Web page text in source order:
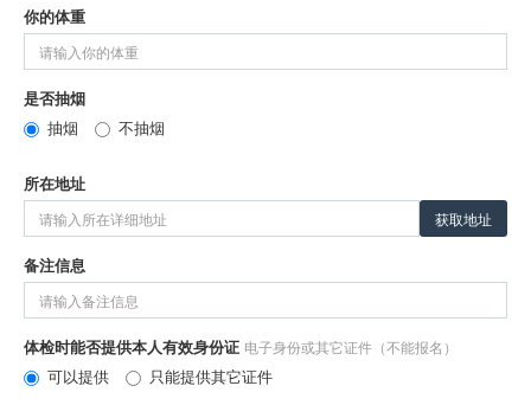
你的体重
是否抽烟
抽烟
不抽烟
所在地址
获取地址
备注信息
体检时能否提供本人有效身份证 电子身份或其它证件（不能报名）
可以提供 只能提供其它证件